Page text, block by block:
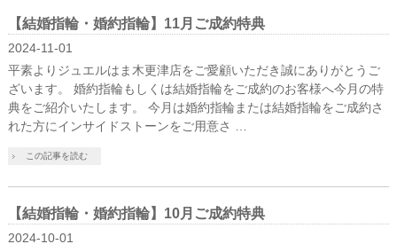
【結婚指輪・婚約指輪】11月ご成約特典
2024-11-01
平素よりジュエルはま木更津店をご愛顧いただき誠にありがとうご
ざいます。 婚約指輪もしくは結婚指輪をご成約のお客様へ今月の特
典をご紹介いたします。 今月は婚約指輪または結婚指輪をご成約さ
れた方にインサイドストーンをご用意さ …
この記事を読む
【結婚指輪・婚約指輪】10月ご成約特典
2024-10-01